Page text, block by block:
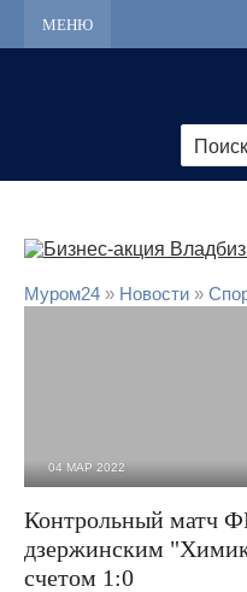
МЕНЮ
Муром24 » Новости »
04 МАР 2022
Контрольный матч
дзержинским
счетом 1:0